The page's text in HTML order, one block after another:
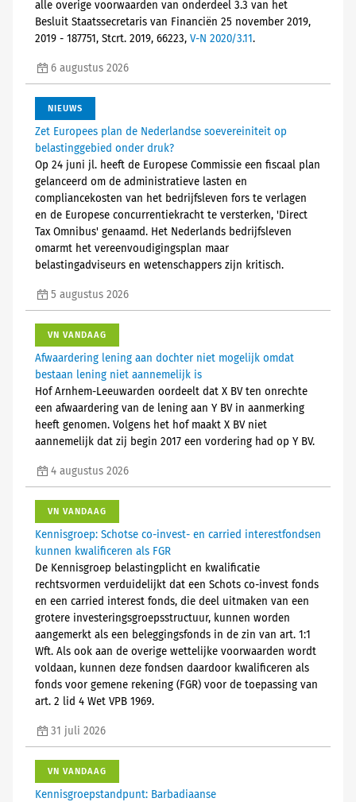
alle overige voorwaarden van onderdeel 3.3 van het
Besluit Staatssecretaris van Financiën 25 november 2019,
2019 - 187751, Stcrt. 2019, 66223, V-N 2020/3.11.
6 augustus 2026
NIEUWS
Zet Europees plan de Nederlandse soevereiniteit op
belastinggebied onder druk?
Op 24 juni jl. heeft de Europese Commissie een fiscaal plan
gelanceerd om de administratieve lasten en
compliancekosten van het bedrijfsleven fors te verlagen
en de Europese concurrentiekracht te versterken, 'Direct
Tax Omnibus' genaamd. Het Nederlands bedrijfsleven
omarmt het vereenvoudigingsplan maar
belastingadviseurs en wetenschappers zijn kritisch.
5 augustus 2026
VN VANDAAG
Afwaardering lening aan dochter niet mogelijk omdat
bestaan lening niet aannemelijk is
Hof Arnhem-Leeuwarden oordeelt dat X BV ten onrechte
een afwaardering van de lening aan Y BV in aanmerking
heeft genomen. Volgens het hof maakt X BV niet
aannemelijk dat zij begin 2017 een vordering had op Y BV.
4 augustus 2026
VN VANDAAG
Kennisgroep: Schotse co-invest- en carried interestfondsen
kunnen kwalificeren als FGR
De Kennisgroep belastingplicht en kwalificatie
rechtsvormen verduidelijkt dat een Schots co-invest fonds
en een carried interest fonds, die deel uitmaken van een
grotere investeringsgroepsstructuur, kunnen worden
aangemerkt als een beleggingsfonds in de zin van art. 1:1
Wft. Als ook aan de overige wettelijke voorwaarden wordt
voldaan, kunnen deze fondsen daardoor kwalificeren als
fonds voor gemene rekening (FGR) voor de toepassing van
art. 2 lid 4 Wet VPB 1969.
31 juli 2026
VN VANDAAG
Kennisgroepstandpunt: Barbadiaanse